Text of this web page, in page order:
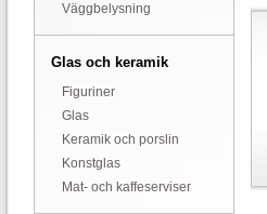
Väggbelysning
Glas och keramik
Figuriner
Glas
Keramik och porslin
Konstglas
Mat- och kaffeserviser